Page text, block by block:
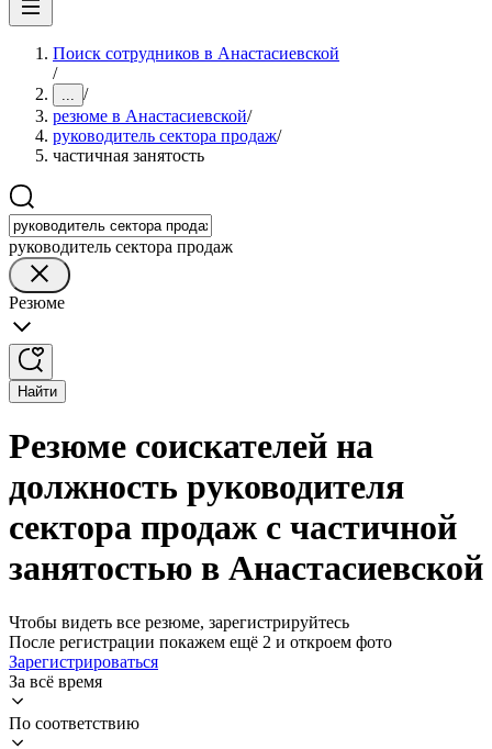
Поиск сотрудников в Анастасиевской
/
... /
резюме в Анастасиевской/
руководитель сектора продаж/
частичная занятость
руководитель сектора продаж
Резюме
Найти
Резюме соискателей на
должность руководителя
сектора продаж с частичной
занятостью в Анастасиевской
Чтобы видеть все резюме, зарегистрируйтесь
После регистрации покажем ещё 2 и откроем фото
Зарегистрироваться
За всё время
По соответствию